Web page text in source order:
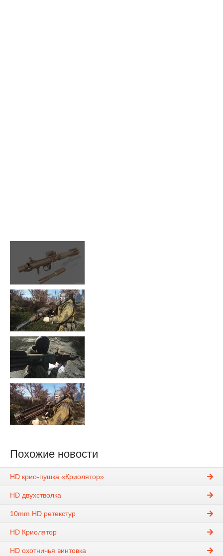
Похожие новости
HD крио-пушка «Криолятор»
HD двухстволка
10mm HD ретекстур
HD Криолятор
HD охотничья винтовка